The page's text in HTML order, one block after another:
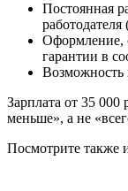
Постоянная
Оформление,
гарантии в
Возможность
Зарплата от 35 000
меньше», а не
Посмотрите также